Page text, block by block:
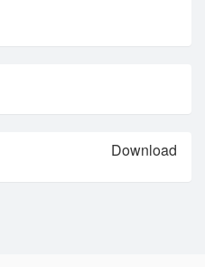
Download